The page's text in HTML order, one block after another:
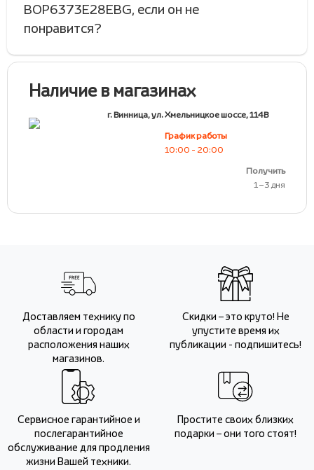
BOP6373E28EBG, если он не
понравится?
Наличие в магазинах
г. Винница, ул. Хмельницкое шоссе, 114В
График работы
10:00 - 20:00
Получить
1 – 3 дня
Доставляем технику по
области и городам
расположения наших
магазинов.
Скидки – это круто! Не
упустите время их
публикации - подпишитесь!
Сервисное гарантийное и
послегарантийное
обслуживание для продления
жизни Вашей техники.
Простите своих близких
подарки – они того стоят!